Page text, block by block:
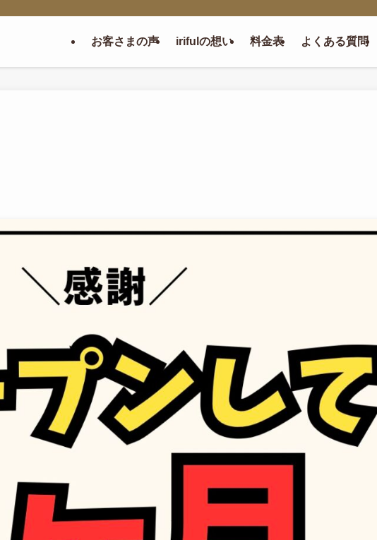
お客さまの声 irifulの想い 料金表 よくある質問